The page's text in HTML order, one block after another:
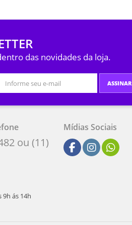
das novidades da loja.
ASSINAR
ou (11)
9h ás 14h
Mídias Sociais